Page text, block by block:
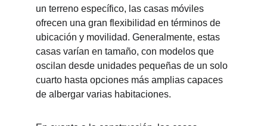
un terreno específico, las casas móviles
ofrecen una gran flexibilidad en términos de
ubicación y movilidad. Generalmente, estas
casas varían en tamaño, con modelos que
oscilan desde unidades pequeñas de un solo
cuarto hasta opciones más amplias capaces
de albergar varias habitaciones.